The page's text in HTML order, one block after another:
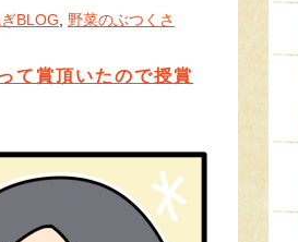
BLOG 野菜のぶつくさ
て賞頂いたので授賞